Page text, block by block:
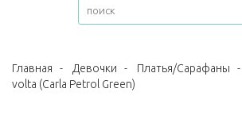
Главная - Девочки - Платья/Сарафаны -
volta (Carla Petrol Green)